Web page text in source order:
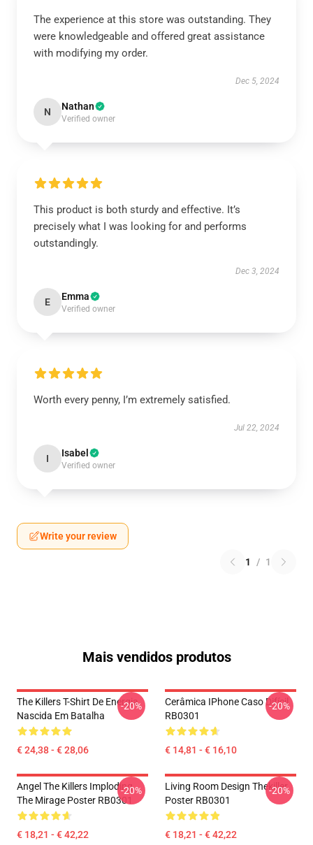
The experience at this store was outstanding. They
were knowledgeable and offered great assistance
with modifying my order.
Dec 5, 2024
N Nathan
Verified owner
This product is both sturdy and effective. It’s
precisely what I was looking for and performs
outstandingly.
Dec 3, 2024
E Emma
Verified owner
Worth every penny, I’m extremely satisfied.
Jul 22, 2024
I Isabel
Verified owner
Write your review
1 / 1
Mais vendidos produtos
The Killers T-Shirt De Energia
Nascida Em Batalha
€ 24,38 - € 28,06
-20%
Cerâmica IPhone Caso Difícil
RB0301
€ 14,81 - € 16,10
-20%
Angel The Killers Imploding
The Mirage Poster RB0301
€ 18,21 - € 42,22
-20%
Living Room Design Thekiller
Poster RB0301
€ 18,21 - € 42,22
-20%